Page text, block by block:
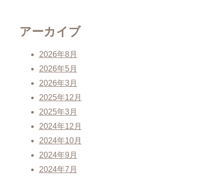
アーカイブ
2026年8月
2026年5月
2026年3月
2025年12月
2025年3月
2024年12月
2024年10月
2024年9月
2024年7月